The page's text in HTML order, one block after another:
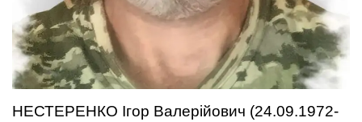
НЕСТЕРЕНКО Ігор Валерійович (24.09.1972-